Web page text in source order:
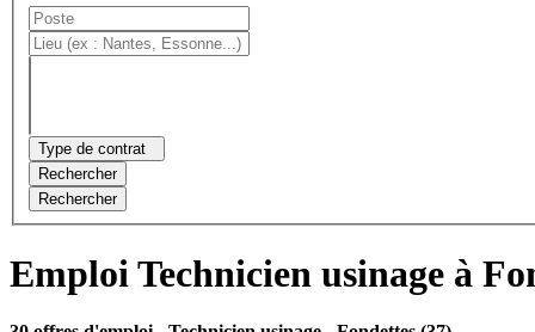
Type de contrat
Rechercher
Rechercher
Emploi Technicien usinage à